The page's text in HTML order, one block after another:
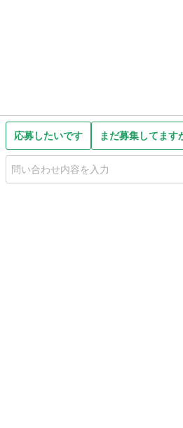
応募したいです まだ募集してます